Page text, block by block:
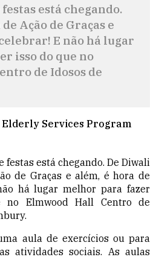
está chegando.
Ação de Graças e
E não há lugar
isso do que no
de Idosos de
Services Program
festas está chegando. De Diwali
de Graças e além, é hora de
há lugar melhor para fazer
no Elmwood Hall Centro de
aula de exercícios ou para
atividades sociais. As aulas